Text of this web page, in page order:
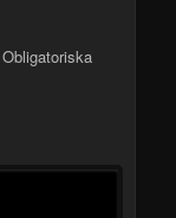
Obligatoriska